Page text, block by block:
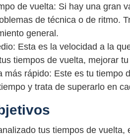
de vuelta: Si hay una gran
de técnica o de ritmo.
general.
Esta es la velocidad a la
tiempos de vuelta, mejorar
más rápido: Este es tu tiempo
y trata de superarlo en
tus tiempos de